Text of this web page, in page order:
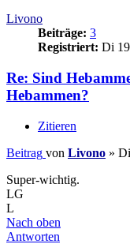
Livono
Beiträge: 3
Registriert: Di
Re: Sind
Hebammen?
Zitieren
Beitrag von Livono »
Super-wichtig.
LG
L
Nach oben
Antworten